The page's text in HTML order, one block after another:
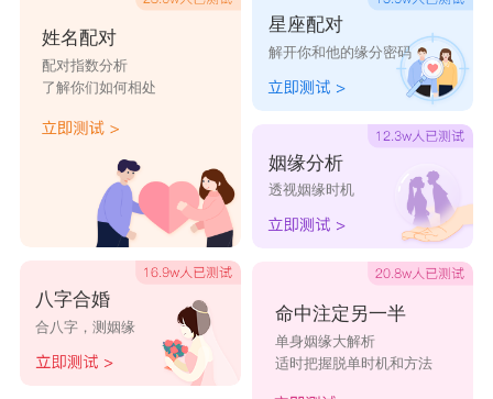
姓名配对
配对指数分析
了解你们如何相处
八字合婚
合八字，测姻缘
星座配对
解开你和他的缘分密码
姻缘分析
透视姻缘时机
命中注定另一半
单身姻缘大解析
适时把握脱单时机和方法